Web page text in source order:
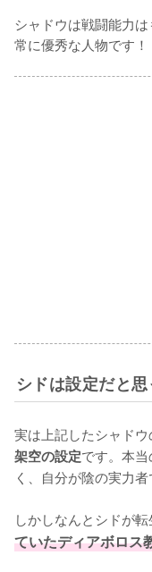
シャドウは戦闘能力
常に優秀な人物です！
シドは設定だと
実は上記したシャドウ
架空の設定です。本
く、自分が陰の実力者
しかしなんとシドが転
ていたディアボロス